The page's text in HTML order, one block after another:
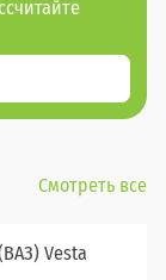
Смотреть все